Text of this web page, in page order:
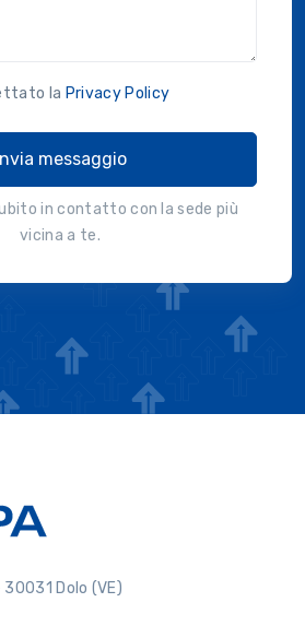
la Privacy Policy
Invia messaggio
in contatto con la sede più
vicina a te.
Dolo (VE)